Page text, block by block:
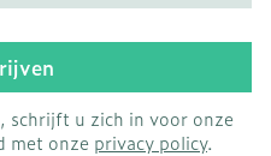
schrijft u zich in voor onze
met onze privacy policy.